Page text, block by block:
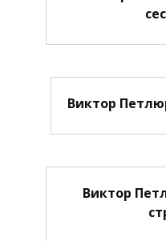
Виктор
Виктор